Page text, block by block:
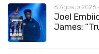
6 Agosto 2026
Joel
James: